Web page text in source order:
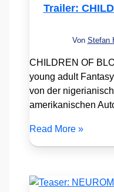
Trailer:
Von Stefan
CHILDREN OF
young adult
von der
amerikanischen
Read More »